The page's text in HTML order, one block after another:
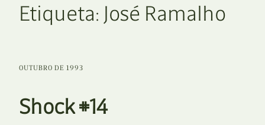
Etiqueta: José Ramalho
OUTUBRO DE 1993
Shock #14